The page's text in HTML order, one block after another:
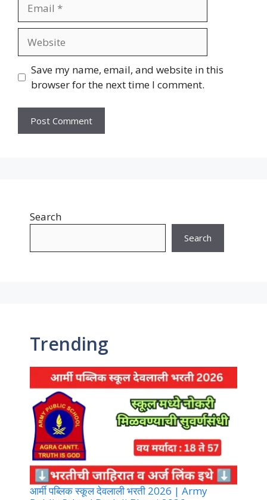
Save my name, email, and website in this
browser for the next time I comment.
Search
Search
Trending
आर्मी पब्लिक स्कूल देवलाली भरती 2026 | Army